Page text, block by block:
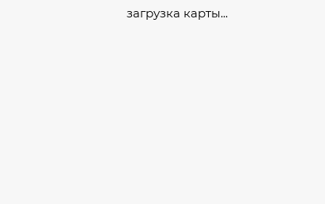
загрузка карты...